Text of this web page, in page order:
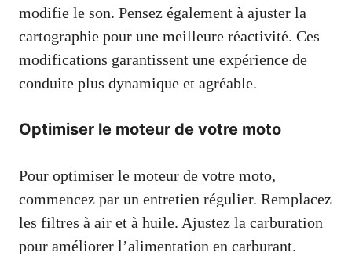
modifie le son. Pensez également à ajuster la
cartographie pour une meilleure réactivité. Ces
modifications garantissent une expérience de
conduite plus dynamique et agréable.
Optimiser le moteur de votre moto
Pour optimiser le moteur de votre moto,
commencez par un entretien régulier. Remplacez
les filtres à air et à huile. Ajustez la carburation
pour améliorer l’alimentation en carburant.